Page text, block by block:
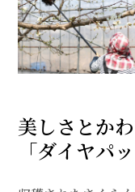
美しさとか
「ダイヤパッ